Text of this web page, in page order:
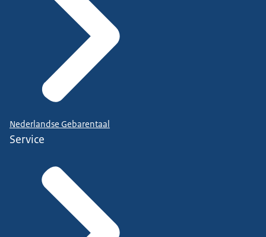
Nederlandse Gebarentaal
Service